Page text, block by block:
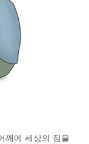
깨에 세상의 짐을